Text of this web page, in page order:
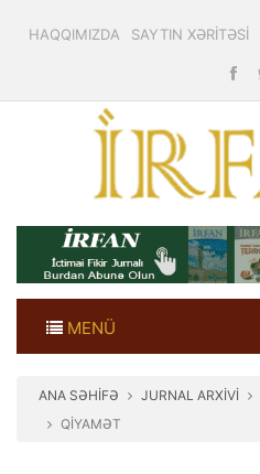
HAQQIMIZDA SAYTIN XƏRİTƏSİ
MENÜ
ANA SƏHİFƏ JURNAL ARXİVİ
QİYAMƏT